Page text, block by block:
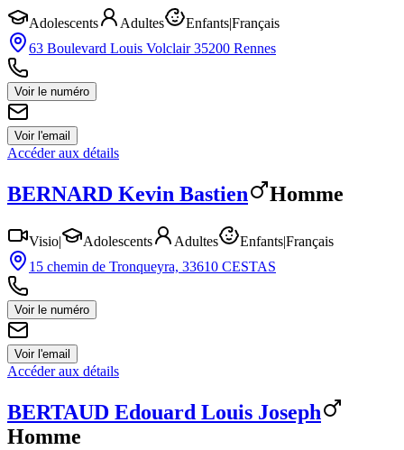
Adolescents Adultes Enfants|Français
63 Boulevard Louis Volclair 35200 Rennes
Voir le numéro
Voir l'email
Accéder aux détails
BERNARD Kevin Bastien Homme
Visio| Adolescents Adultes Enfants|Français
15 chemin de Tronqueyra, 33610 CESTAS
Voir le numéro
Voir l'email
Accéder aux détails
BERTAUD Edouard Louis Joseph
Homme